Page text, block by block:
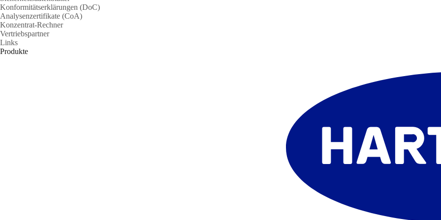
Konformitätserklärungen (DoC)
Analysenzertifikate (CoA)
Konzentrat-Rechner
Vertriebspartner
Links
Produkte